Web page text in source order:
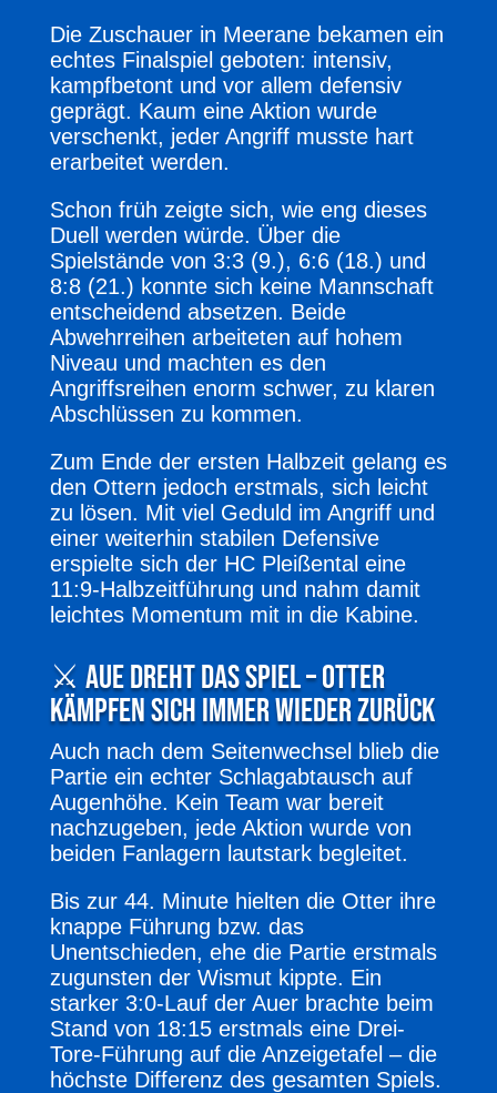
Die Zuschauer in Meerane bekamen ein
echtes Finalspiel geboten: intensiv,
kampfbetont und vor allem defensiv
geprägt. Kaum eine Aktion wurde
verschenkt, jeder Angriff musste hart
erarbeitet werden.
Schon früh zeigte sich, wie eng dieses
Duell werden würde. Über die
Spielstände von 3:3 (9.), 6:6 (18.) und
8:8 (21.) konnte sich keine Mannschaft
entscheidend absetzen. Beide
Abwehrreihen arbeiteten auf hohem
Niveau und machten es den
Angriffsreihen enorm schwer, zu klaren
Abschlüssen zu kommen.
Zum Ende der ersten Halbzeit gelang es
den Ottern jedoch erstmals, sich leicht
zu lösen. Mit viel Geduld im Angriff und
einer weiterhin stabilen Defensive
erspielte sich der HC Pleißental eine
11:9-Halbzeitführung und nahm damit
leichtes Momentum mit in die Kabine.
⚔️ Aue dreht das Spiel – Otter
kämpfen sich immer wieder zurück
Auch nach dem Seitenwechsel blieb die
Partie ein echter Schlagabtausch auf
Augenhöhe. Kein Team war bereit
nachzugeben, jede Aktion wurde von
beiden Fanlagern lautstark begleitet.
Bis zur 44. Minute hielten die Otter ihre
knappe Führung bzw. das
Unentschieden, ehe die Partie erstmals
zugunsten der Wismut kippte. Ein
starker 3:0-Lauf der Auer brachte beim
Stand von 18:15 erstmals eine Drei-
Tore-Führung auf die Anzeigetafel – die
höchste Differenz des gesamten Spiels.